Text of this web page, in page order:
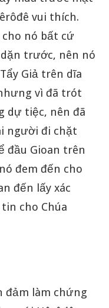
vui thích.
cho nó bất cứ
trước, nên nó
Giả trên dĩa
vì đã trót
dự tiệc, nên đã
người đi chặt
đầu Gioan trên
đem đến cho
đến lấy xác
cho Chúa
đảm làm chứng